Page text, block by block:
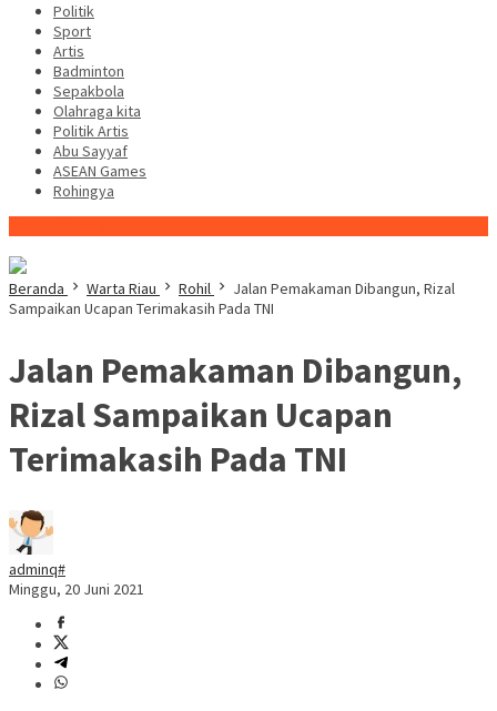
Politik
Sport
Artis
Badminton
Sepakbola
Olahraga kita
Politik Artis
Abu Sayyaf
ASEAN Games
Rohingya
Beranda Warta Riau Rohil
Jalan Pemakaman Dibangun, Rizal
Sampaikan Ucapan Terimakasih Pada TNI
Jalan Pemakaman Dibangun,
Rizal Sampaikan Ucapan
Terimakasih Pada TNI
adminq#
Minggu, 20 Juni 2021